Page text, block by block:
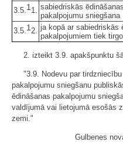
3.5. 1 1.
sabiedriskās ēdināšanas
pakalpojumu sniegšana
3.5. 1 2. ja kopā ar sabiedriskās
pakalpojumiem tiek
2. izteikt 3.9. apakšpunktu
"3.9. Nodevu par
pakalpojumu sniegšanu
ēdināšanas pakalpojumu
valdījumā vai lietojumā esošās
zemi."
Gulbenes